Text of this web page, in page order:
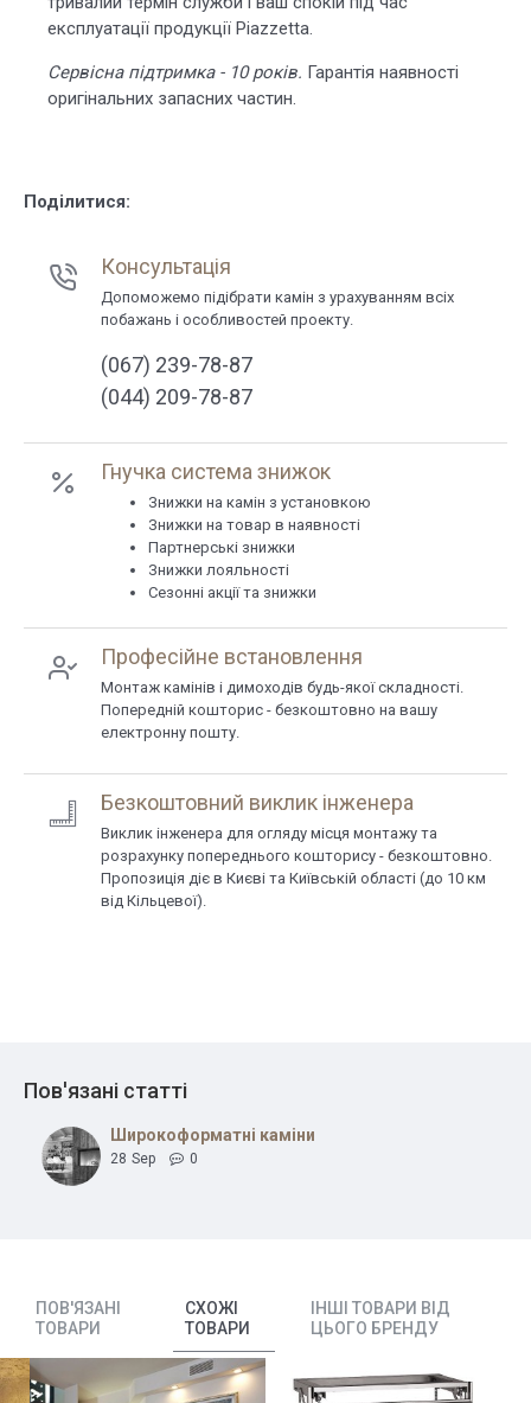
експлуатації продукції Piazzetta.
Сервісна підтримка - 10 років. Гарантія наявності
оригінальних запасних частин.
Поділитися:
Консультація
Допоможемо підібрати камін з урахуванням всіх
побажань і особливостей проекту.
(067) 239-78-87
(044) 209-78-87
Гнучка система знижок
Знижки на камін з установкою
Знижки на товар в наявності
Партнерські знижки
Знижки лояльності
Сезонні акції та знижки
Професійне встановлення
Монтаж камінів і димоходів будь-якої складності.
Попередній кошторис - безкоштовно на вашу
електронну пошту.
Безкоштовний виклик інженера
Виклик інженера для огляду місця монтажу та
розрахунку попереднього кошторису - безкоштовно.
Пропозиція діє в Києві та Київській області (до 10 км
від Кільцевої).
Пов'язані статті
Широкоформатні каміни
28 Sep 0
ПОВ'ЯЗАНІ
ТОВАРИ
СХОЖІ
ТОВАРИ
ІНШІ ТОВАРИ ВІД
ЦЬОГО БРЕНДУ